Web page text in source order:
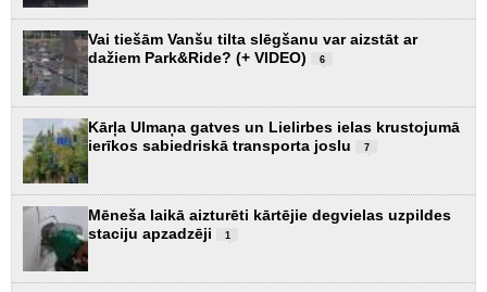
Vai tiešām Vanšu tilta slēgšanu var aizstāt ar
dažiem Park&Ride? (+ VIDEO)
6
Kārļa Ulmaņa gatves un Lielirbes ielas krustojumā
ierīkos sabiedriskā transporta joslu
7
Mēneša laikā aizturēti kārtējie degvielas uzpildes
staciju apzadzēji
1